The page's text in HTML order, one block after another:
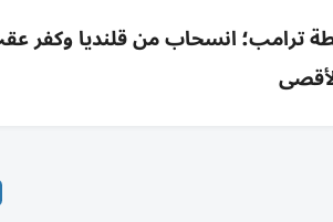
ترامب؛ انسحاب من قلنديا وكفر